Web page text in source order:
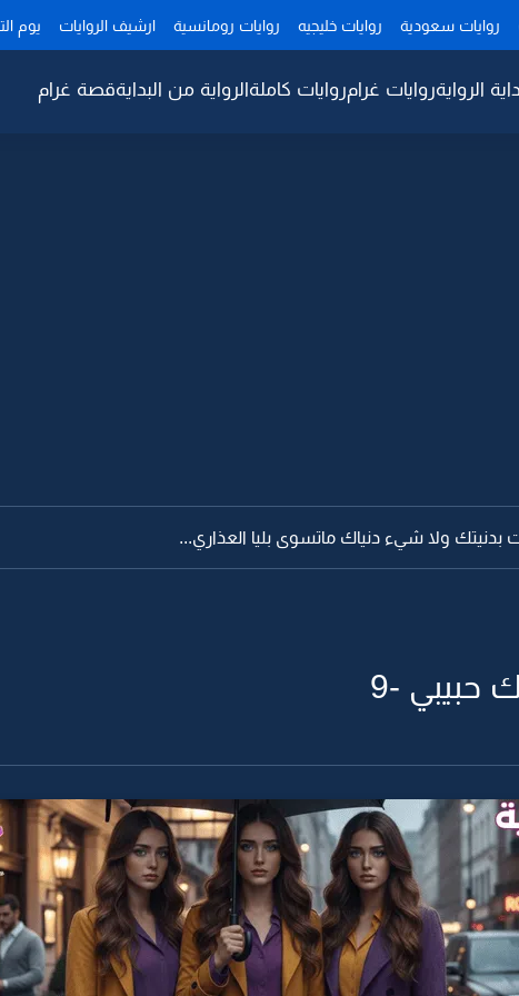
روايات سعودية روايات خليجيه روايات رومانسية ارشيف الروايات يوم
الروايةروايات غرامروايات كاملةالرواية من البدايةقصة غرام
بدنيتك ولا شيء دنياك ماتسوى بليا العذاري...
حبيبي -9